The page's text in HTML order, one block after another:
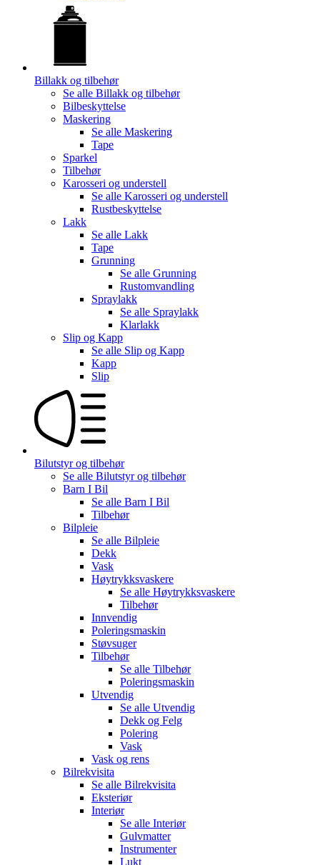
Billakk og tilbehør
Se alle Billakk og tilbehør
Bilbeskyttelse
Maskering
Se alle Maskering
Tape
Sparkel
Tilbehør
Karosseri og understell
Se alle Karosseri og understell
Rustbeskyttelse
Lakk
Se alle Lakk
Tape
Grunning
Se alle Grunning
Rustomvandling
Spraylakk
Se alle Spraylakk
Klarlakk
Slip og Kapp
Se alle Slip og Kapp
Kapp
Slip
Bilutstyr og tilbehør
Se alle Bilutstyr og tilbehør
Barn I Bil
Se alle Barn I Bil
Tilbehør
Bilpleie
Se alle Bilpleie
Dekk
Vask
Høytrykksvaskere
Se alle Høytrykksvaskere
Tilbehør
Innvendig
Poleringsmaskin
Støvsuger
Tilbehør
Se alle Tilbehør
Poleringsmaskin
Utvendig
Se alle Utvendig
Dekk og Felg
Polering
Vask
Vask og rens
Bilrekvisita
Se alle Bilrekvisita
Eksteriør
Interiør
Se alle Interiør
Gulvmatter
Instrumenter
Lukt